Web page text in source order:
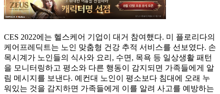
CES 2022에는 헬스케어 기업이 대거 참여했다. 미 플로리다의
케어프레딕트는 노인 맞춤형 건강 추적 서비스를 선보였다. 손
목시계가 노인들의 식사와 요리, 수면, 목욕 등 일상생활 패턴
을 모니터링하고 평소와 다른 행동이 감지되면 가족들에게 알
림 메시지를 보낸다. 예컨대 노인이 평소보다 침대에 오래 누
워있는 것을 감지하면 가족들에게 이를 알려 사고를 예방하는